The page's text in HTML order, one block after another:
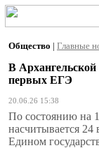
Общество | Главные
В Архангельской
первых ЕГЭ
20.06.26 15:38
По состоянию на
насчитывается
Едином